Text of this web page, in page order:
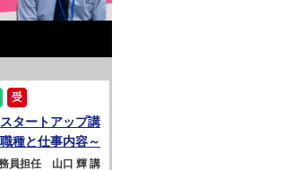
タートアップ講
種と仕事内容～
員担任 山口 輝 講